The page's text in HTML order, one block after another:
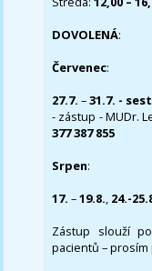
DOVOLENÁ:
Červenec:
27.7.–31.7. -
- zástup - MUDr.
377 387 855
Srpen:
17. –19.8., 24.-
Zástup slouží
pacientů –